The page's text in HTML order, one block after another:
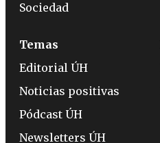
Sociedad
Temas
Editorial ÚH
Noticias positivas
Pódcast ÚH
Newsletters ÚH